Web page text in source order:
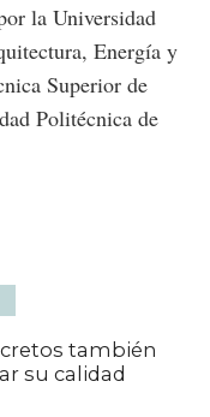
la Universidad
Energía y
Superior de
Politécnica de
también
su calidad